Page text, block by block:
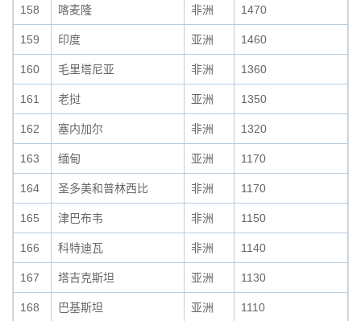
158 喀麦隆 非洲 1470
159 印度 亚洲 1460
160 毛里塔尼亚 非洲 1360
161 老挝 亚洲 1350
162 塞内加尔 非洲 1320
163 缅甸 亚洲 1170
164 圣多美和普林西比 非洲 1170
165 津巴布韦 非洲 1150
166 科特迪瓦 非洲 1140
167 塔吉克斯坦 亚洲 1130
168 巴基斯坦 亚洲 1110